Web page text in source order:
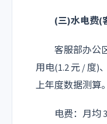
(三)水电费(
客服部办公区
用电(1.2 元 / 度)
上年度数据测算。
电费：月均